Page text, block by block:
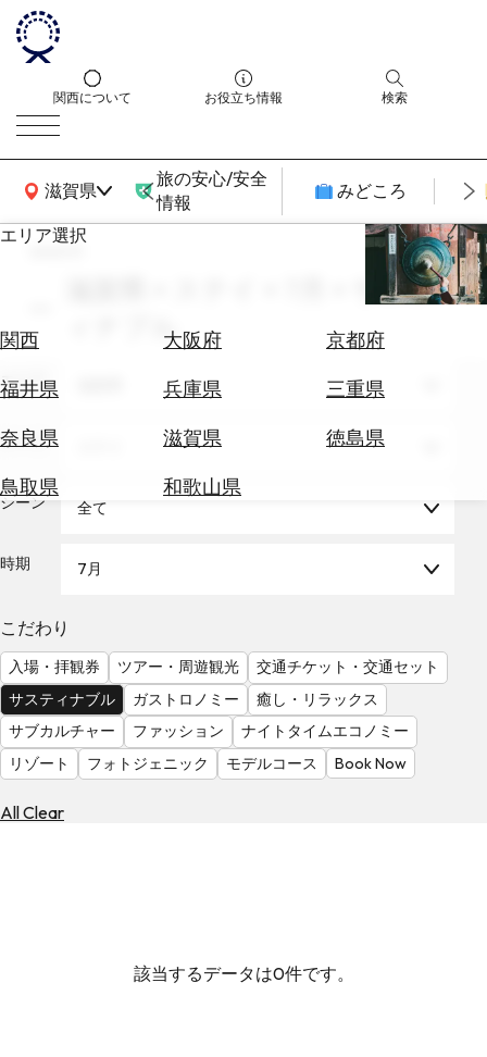
関西について お役立ち情報 検索
滋賀県
関西広域MAP
旅の安心/安全
情報
みどころ
エリア選択
関西 大阪府
京都府
福井県
兵庫県
三重県
奈良県
滋賀県
徳島県
鳥取県
和歌山県
エ
券
テ
を
る
気
を
見
る
search
滋賀県 × ステイ × 7月 × サステ
ィナブル
エリア
テーマ
シーン 全て
時期 7月
こだわり
入場・拝観券 ツアー・周遊観光
交通チケット・交通セット
サスティナブル
ガストロノミー
癒し・リラックス
サブカルチャー
ファッション
ナイトタイムエコノミー
リゾート
フォトジェニック モデルコース Book Now
All Clear
該当するデータは0件です。